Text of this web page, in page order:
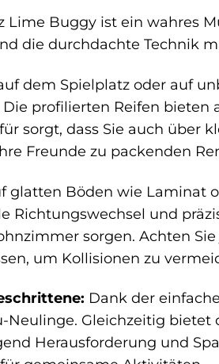
Lime Buggy ist ein
die durchdachte Technik
dem Spielplatz oder auf
profilierten Reifen bieten
sorgt, dass Sie auch über
Freunde zu packenden
glatten Böden wie Laminat
Richtungswechsel und
sorgen. Achten
um Kollisionen zu
Dank der
Neulinge. Gleichzeitig
Herausforderung und